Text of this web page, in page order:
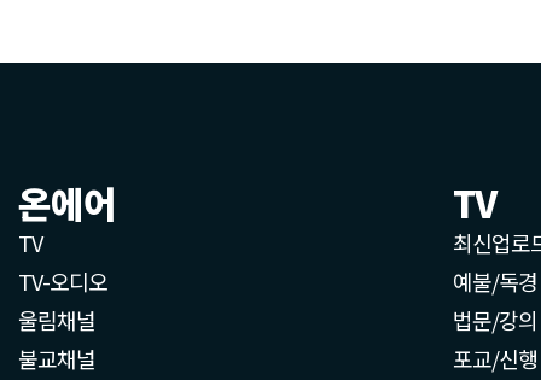
온에어
TV
TV-오디오
울림채널
불교채널
TV
최신업로
예불/독경
법문/강의
포교/신행